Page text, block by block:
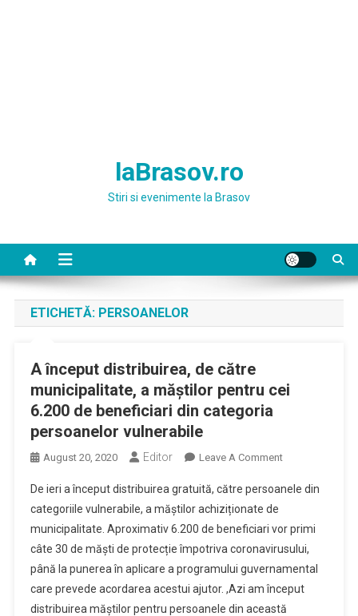
laBrasov.ro
Stiri si evenimente la Brasov
ETICHETĂ: PERSOANELOR
A început distribuirea, de către
municipalitate, a măștilor pentru cei
6.200 de beneficiari din categoria
persoanelor vulnerabile
August 20, 2020 Editor Leave A CommentOn
Început
De
Către
Municipalitate,
A
Măștilor
De ieri a început distribuirea gratuită, către persoanele din
categoriile vulnerabile, a măștilor achiziționate de
municipalitate. Aproximativ 6.200 de beneficiari vor primi
câte 30 de măști de protecție împotriva coronavirusului,
până la punerea în aplicare a programului guvernamental
care prevede acordarea acestui ajutor. ,Azi am început
distribuirea măștilor pentru persoanele din această